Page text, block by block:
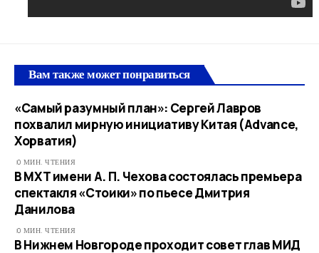
Вам также может понравиться
«Самый разумный план»: Сергей Лавров
похвалил мирную инициативу Китая (Advance,
Хорватия)
0 МИН. ЧТЕНИЯ
В МХТ имени А. П. Чехова состоялась премьера
спектакля «Стоики» по пьесе Дмитрия
Данилова
0 МИН. ЧТЕНИЯ
В Нижнем Новгороде проходит совет глав МИД